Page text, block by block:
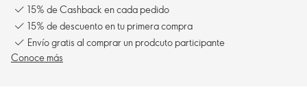
15% de Cashback en cada pedido
15% de descuento en tu primera compra
Envío gratis al comprar un prodcuto participante
Conoce más